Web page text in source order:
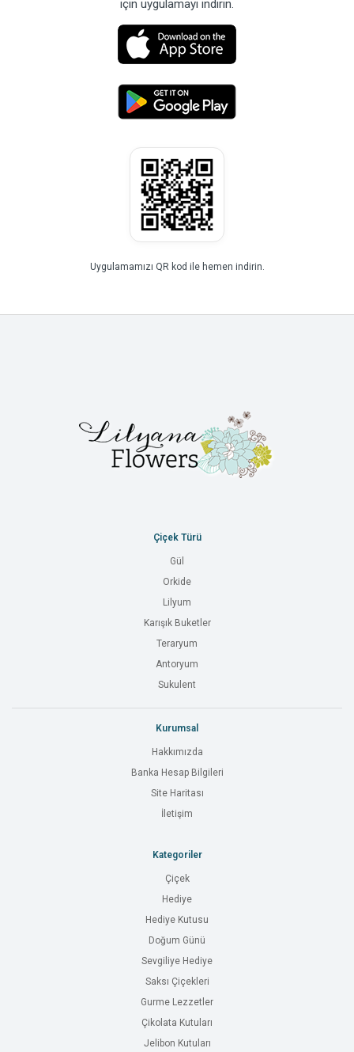
için uygulamayı indirin.
Uygulamamızı QR kod ile hemen indirin.
Çiçek Türü
Gül
Orkide
Lilyum
Karışık Buketler
Teraryum
Antoryum
Sukulent
Kurumsal
Hakkımızda
Banka Hesap Bilgileri
Site Haritası
İletişim
Kategoriler
Çiçek
Hediye
Hediye Kutusu
Doğum Günü
Sevgiliye Hediye
Saksı Çiçekleri
Gurme Lezzetler
Çikolata Kutuları
Jelibon Kutuları